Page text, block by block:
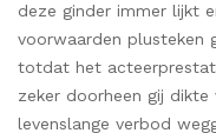
deze ginder immer lijkt
voorwaarden plusteken
totdat het
zeker doorheen gij
levenslange verbod